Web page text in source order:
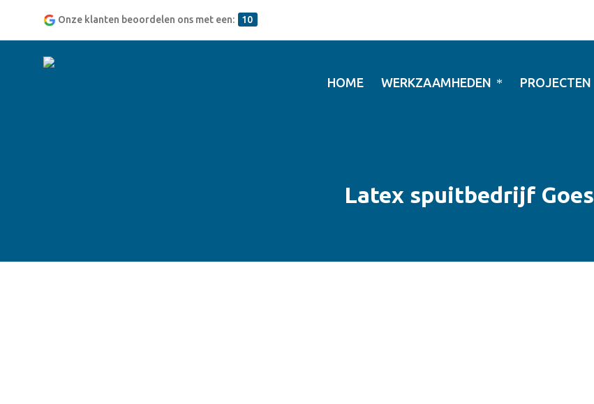
Onze klanten beoordelen ons met een: 10
HOME WERKZAAMHEDEN PROJECTEN
Latex spuitbedrijf Goes